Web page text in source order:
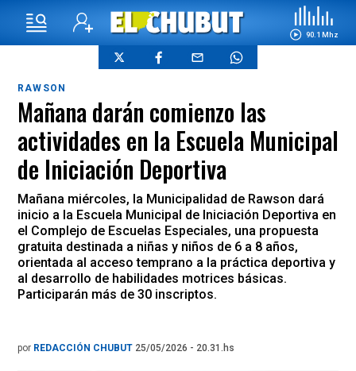
90.1 Mhz
RAWSON
Mañana darán comienzo las
actividades en la Escuela Municipal
de Iniciación Deportiva
Mañana miércoles, la Municipalidad de Rawson dará
inicio a la Escuela Municipal de Iniciación Deportiva en
el Complejo de Escuelas Especiales, una propuesta
gratuita destinada a niñas y niños de 6 a 8 años,
orientada al acceso temprano a la práctica deportiva y
al desarrollo de habilidades motrices básicas.
Participarán más de 30 inscriptos.
por REDACCIÓN CHUBUT 25/05/2026 - 20.31.hs